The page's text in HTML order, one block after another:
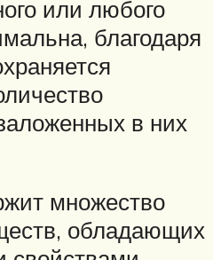
или любого
благодаря
в них
множество
обладающих